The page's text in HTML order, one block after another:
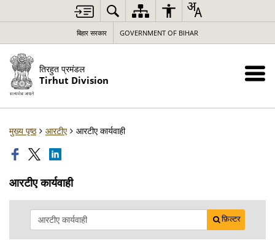
बिहार सरकार GOVERNMENT OF BIHAR
तिरहुत प्रमंडल
Tirhut Division
मुख्य पृष्ठ आरटीए आरटीए कार्यवाही
आरटीए कार्यवाही
फ़िल्टर